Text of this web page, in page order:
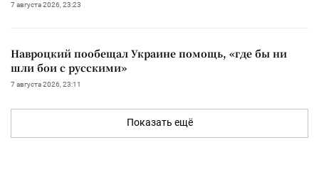
7 августа 2026, 23:23
Навроцкий пообещал Украине помощь, «где бы ни
шли бои с русскими»
7 августа 2026, 23:11
Показать ещё